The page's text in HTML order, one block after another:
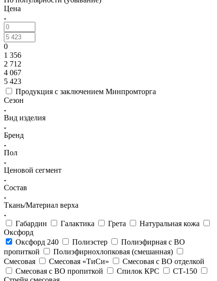
Цена
0
1 356
2 712
4 067
5 423
Продукция с заключением Минпромторга
Сезон
Вид изделия
Бренд
Пол
Ценовой сегмент
Состав
Ткань/Материал верха
Габардин Галактика Грета
Натуральная кожа
Оксфорд
Оксфорд 240
Полиэстер
Полиэфирная с ВО
пропиткой
Полиэфирнохлопковая (смешанная)
Смесовая
Смесовая «ТиСи»
Смесовая с ВО отделкой
Смесовая с ВО пропиткой
Спилок КРС
СТ-150